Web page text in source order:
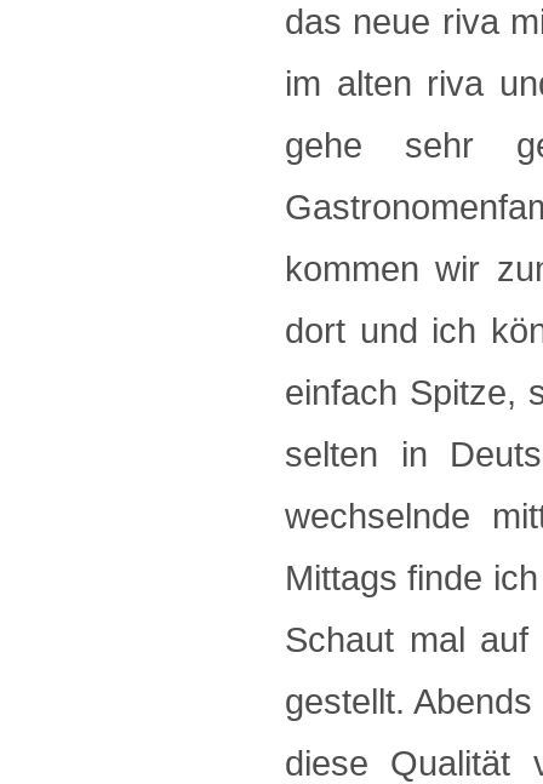
das neue riva
im alten riva
gehe sehr
kommen wir
dort und ich
einfach Spitze,
selten in
wechselnde
Mittags finde
Schaut mal auf
gestellt.
diese Qualität